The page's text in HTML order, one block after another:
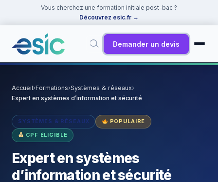
Vous cherchez une formation initiale post-bac ?
Découvrez esic.fr →
Demander un devis
Docker
Accueil›Formations›Systèmes & réseaux›
Expert en systèmes d’information et sécurité
SYSTÈMES & RÉSEAUX POPULAIRE
CPF ÉLIGIBLE
Expert en systèmes
d’information et sécurité